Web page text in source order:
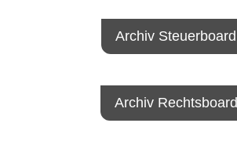
Archiv Steuerboard
Archiv Rechtsboard